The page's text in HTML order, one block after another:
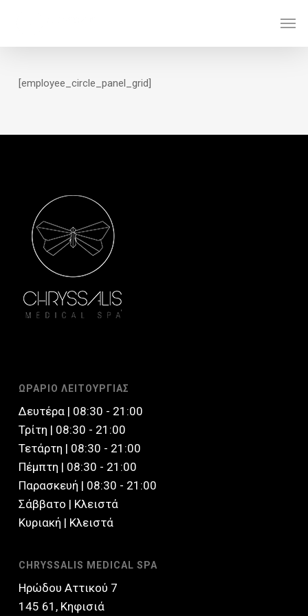
main
[employee_circle_panel_grid]
ΩΡΑΡΙΟ ΛΕΙΤΟΥΡΓΙΑΣ
Δευτέρα | 08:30 - 21:00
Τρίτη | 08:30 - 21:00
Τετάρτη | 08:30 - 21:00
Πέμπτη | 08:30 - 21:00
Παρασκευή | 08:30 - 21:00
Σάββατο | Kλειστά
Κυριακή | Κλειστά
CHRYSSALIS MEDICAL SPA
Ηρώδου Αττικού 7
145 61, Κηφισιά